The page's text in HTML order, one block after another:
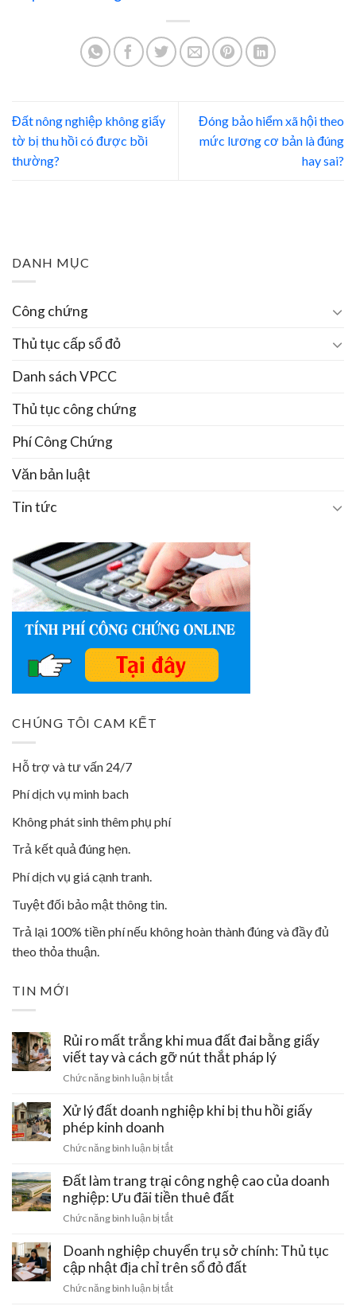
Đất nông nghiệp không giấy
tờ bị thu hồi có được bồi
thường?
Đóng bảo hiểm xã hội theo
mức lương cơ bản là đúng
hay sai?
DANH MỤC
Công chứng
Thủ tục cấp sổ đỏ
Danh sách VPCC
Thủ tục công chứng
Phí Công Chứng
Văn bản luật
Tin tức
CHÚNG TÔI CAM KẾT
Hỗ trợ và tư vấn 24/7
Phí dịch vụ minh bach
Không phát sinh thêm phụ phí
Trả kết quả đúng hẹn.
Phí dịch vụ giá cạnh tranh.
Tuyệt đối bảo mật thông tin.
Trả lại 100% tiền phí nếu không hoàn thành đúng và đầy đủ
theo thỏa thuận.
TIN MỚI
Rủi ro mất trắng khi mua đất đai bằng giấy
viết tay và cách gỡ nút thắt pháp lý
Chức năng bình luận bị tắtở
ro
mất
khi
đất
đai
viết
tay
và
cách
Xử lý đất doanh nghiệp khi bị thu hồi giấy
phép kinh doanh
Chức năng bình luận bị tắtở
lý
đất
nghiệp
bị
thu
Đất làm trang trại công nghệ cao của doanh
nghiệp: Ưu đãi tiền thuê đất
Chức năng bình luận bị tắtở
làm
trang
công
Doanh nghiệp chuyển trụ sở chính: Thủ tục
cập nhật địa chỉ trên sổ đỏ đất
Chức năng bình luận bị tắtở